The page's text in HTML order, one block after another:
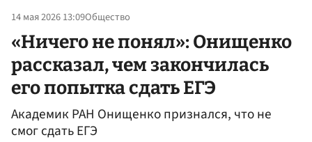
14 мая 2026 13:09Общество
«Ничего не понял»: Онищенко
рассказал, чем закончилась
его попытка сдать ЕГЭ
Академик РАН Онищенко признался, что не
смог сдать ЕГЭ